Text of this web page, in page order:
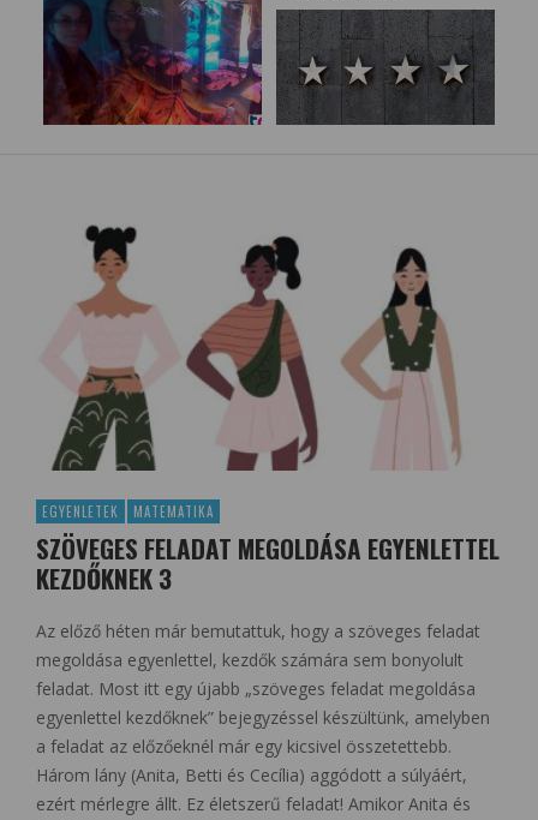
EGYENLETEK MATEMATIKA
SZÖVEGES FELADAT MEGOLDÁSA EGYENLETTEL
KEZDŐKNEK 3
Az előző héten már bemutattuk, hogy a szöveges feladat
megoldása egyenlettel, kezdők számára sem bonyolult
feladat. Most itt egy újabb „szöveges feladat megoldása
egyenlettel kezdőknek” bejegyzéssel készültünk, amelyben
a feladat az előzőeknél már egy kicsivel összetettebb.
Három lány (Anita, Betti és Cecília) aggódott a súlyáért,
ezért mérlegre állt. Ez életszerű feladat! Amikor Anita és